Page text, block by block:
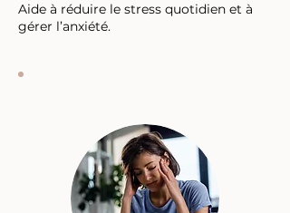
Aide à réduire le stress quotidien et à
gérer l’anxiété.